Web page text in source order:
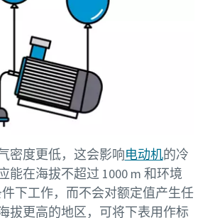
密度更低，这会影响电动机的冷
能在海拔不超过 1000 m 和环境
件下工作，而不会对额定值产生任
拔更高的地区，可将下表用作标